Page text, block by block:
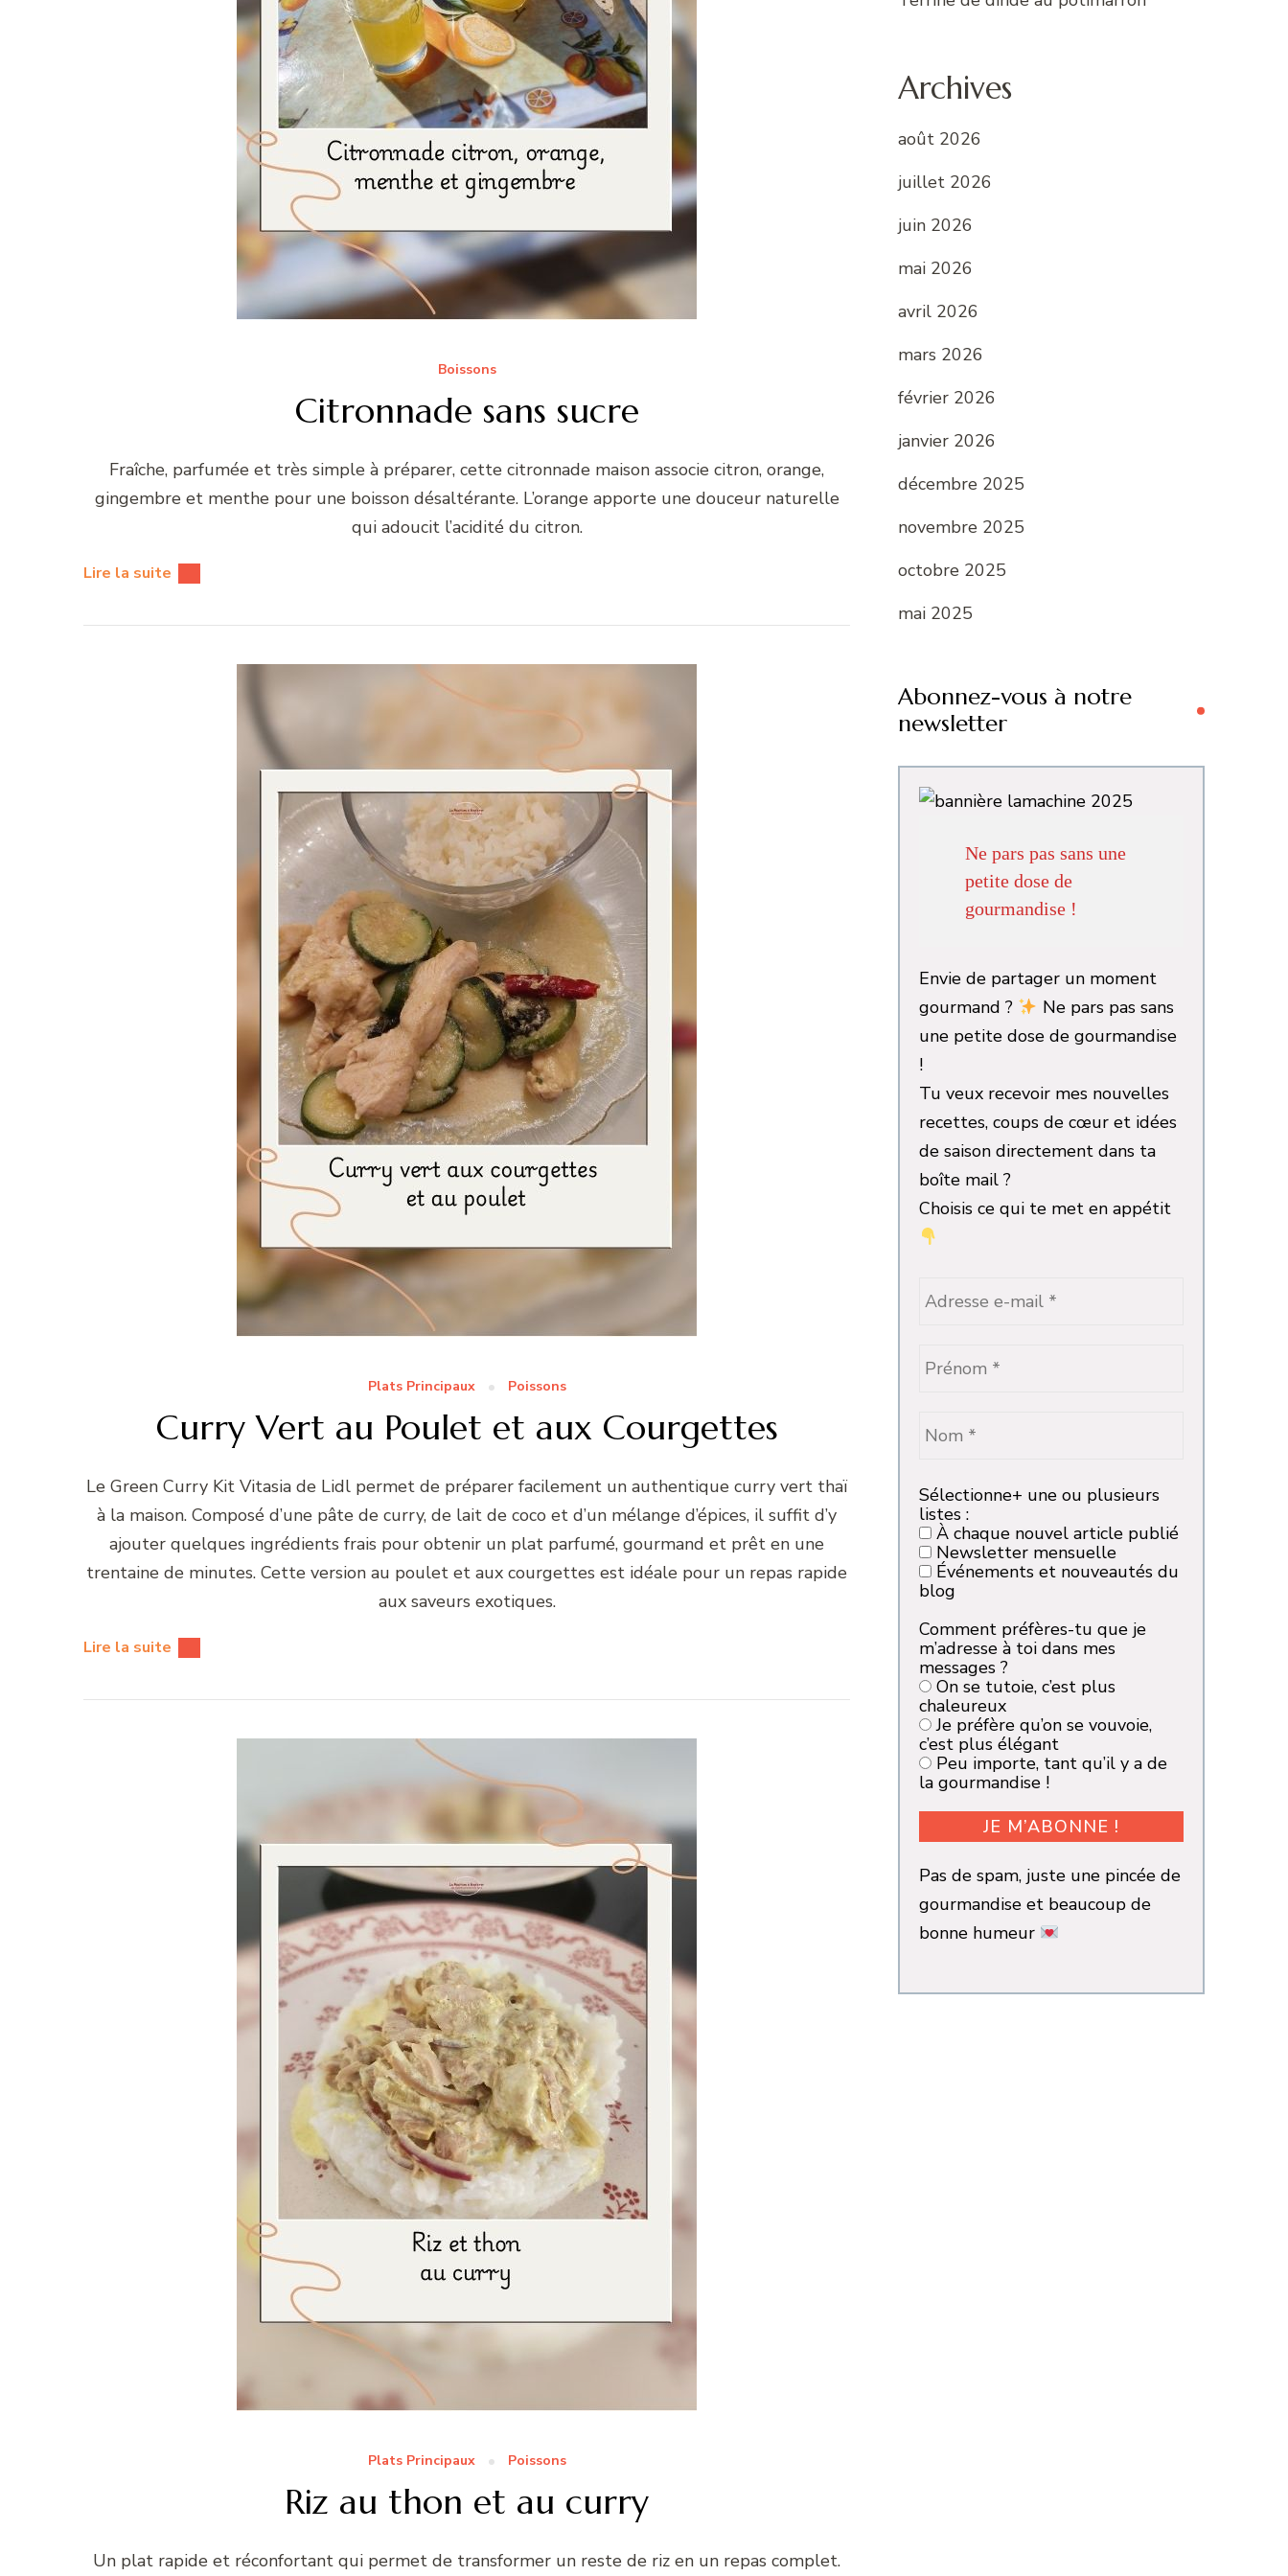
Boissons
Citronnade sans sucre
Fraîche, parfumée et très simple à préparer, cette citronnade maison associe citron, orange,
gingembre et menthe pour une boisson désaltérante. L’orange apporte une douceur naturelle
qui adoucit l’acidité du citron.
Lire la suite
Plats Principaux Poissons
Curry Vert au Poulet et aux Courgettes
Le Green Curry Kit Vitasia de Lidl permet de préparer facilement un authentique curry vert thaï
à la maison. Composé d’une pâte de curry, de lait de coco et d’un mélange d’épices, il suffit d’y
ajouter quelques ingrédients frais pour obtenir un plat parfumé, gourmand et prêt en une
trentaine de minutes. Cette version au poulet et aux courgettes est idéale pour un repas rapide
aux saveurs exotiques.
Lire la suite
Plats Principaux Poissons
Riz au thon et au curry
Un plat rapide et réconfortant qui permet de transformer un reste de riz en un repas complet.
Archives
août 2026
juillet 2026
juin 2026
mai 2026
avril 2026
mars 2026
février 2026
janvier 2026
décembre 2025
novembre 2025
octobre 2025
mai 2025
Abonnez-vous à notre
newsletter
Ne pars pas sans une
petite dose de
gourmandise !
Envie de partager un moment
gourmand ?
Ne pars pas sans
une petite dose de gourmandise
!
Tu veux recevoir mes nouvelles
recettes, coups de cœur et idées
de saison directement dans ta
boîte mail ?
Choisis ce qui te met en appétit
Sélectionne+ une ou plusieurs
listes :
À chaque nouvel article publié
Newsletter mensuelle
Événements et nouveautés du
blog
Comment préfères-tu que je
m’adresse à toi dans mes
messages ?
On se tutoie, c’est plus
chaleureux
Je préfère qu’on se vouvoie,
c’est plus élégant
la gourmandise !
Pas de spam, juste une pincée de
gourmandise et beaucoup de
bonne humeur